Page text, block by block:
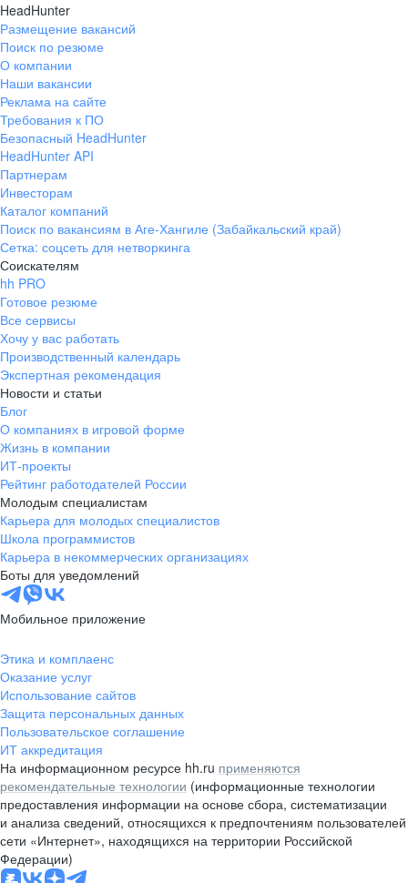
HeadHunter
Размещение вакансий
Поиск по резюме
О компании
Наши вакансии
Реклама на сайте
Требования к ПО
Безопасный HeadHunter
HeadHunter API
Партнерам
Инвесторам
Каталог компаний
Поиск по вакансиям в Аге-Хангиле (Забайкальский край)
Сетка: соцсеть для нетворкинга
Соискателям
hh PRO
Готовое резюме
Все сервисы
Хочу у вас работать
Производственный календарь
Экспертная рекомендация
Новости и статьи
Блог
О компаниях в игровой форме
Жизнь в компании
ИТ-проекты
Рейтинг работодателей России
Молодым специалистам
Карьера для молодых специалистов
Школа программистов
Карьера в некоммерческих организациях
Боты для уведомлений
Мобильное приложение
Этика и комплаенс
Оказание услуг
Использование сайтов
Защита персональных данных
Пользовательское соглашение
ИТ аккредитация
На информационном ресурсе hh.ru применяются
рекомендательные технологии (информационные технологии
предоставления информации на основе сбора, систематизации
и анализа сведений, относящихся к предпочтениям пользователей
сети «Интернет», находящихся на территории Российской
Федерации)